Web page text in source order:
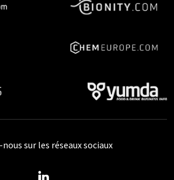
nous sur les réseaux sociaux